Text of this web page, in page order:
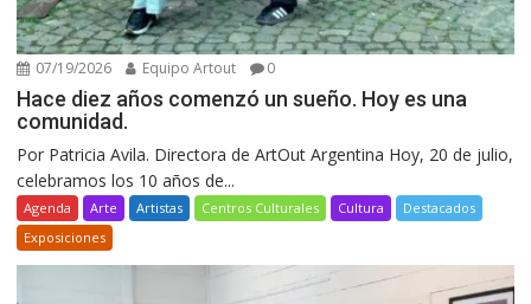
07/19/2026 Equipo Artout 0
Hace diez años comenzó un sueño. Hoy es una
comunidad.
Por Patricia Avila. Directora de ArtOut Argentina Hoy, 20 de julio,
celebramos los 10 años de...
Agenda Arte Artistas Centros Culturales Cultura
Destacados
Exposiciones